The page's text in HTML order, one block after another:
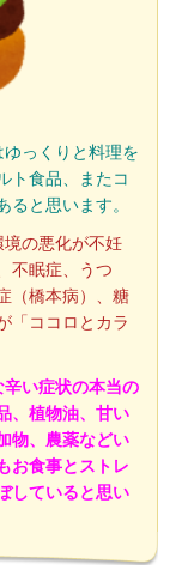
っくりと料理を
ト食品、またコ
ると思います。
の悪化が不妊
不眠症、うつ
（橋本病）、糖
「ココロとカラ
い症状の本当の
、植物油、甘い
物、農薬などい
お食事とストレ
していると思い